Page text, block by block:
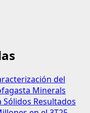
del
Minerals
Sólidos Resultados